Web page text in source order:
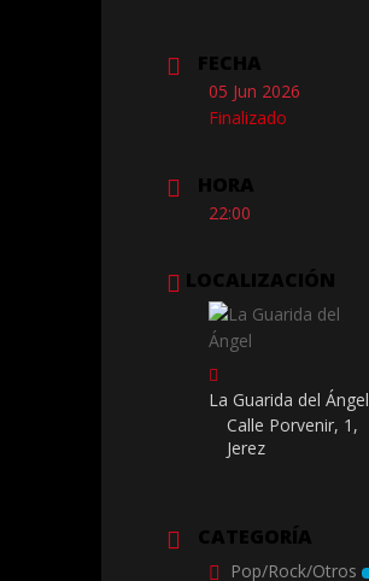
FECHA
05 Jun 2026
Finalizado
HORA
22:00
LOCALIZACIÓN
La Guarida del Ángel
Calle Porvenir, 1,
Jerez
CATEGORÍA
Pop/Rock/Otros